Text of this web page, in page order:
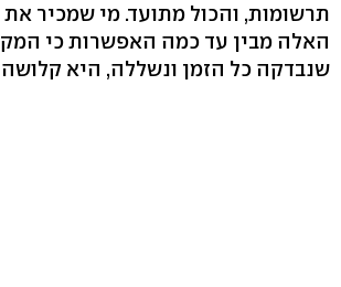
תרשומות, והכול מתועד. מי שמכיר
האלה מבין עד כמה האפשרות כי
שנבדקה כל הזמן ונשללה, היא